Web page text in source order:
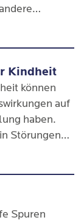
Kindheit
können
auf
haben.
Störungen
Spuren